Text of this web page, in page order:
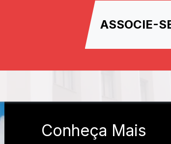
ASSOCIE-
Conheça Mais